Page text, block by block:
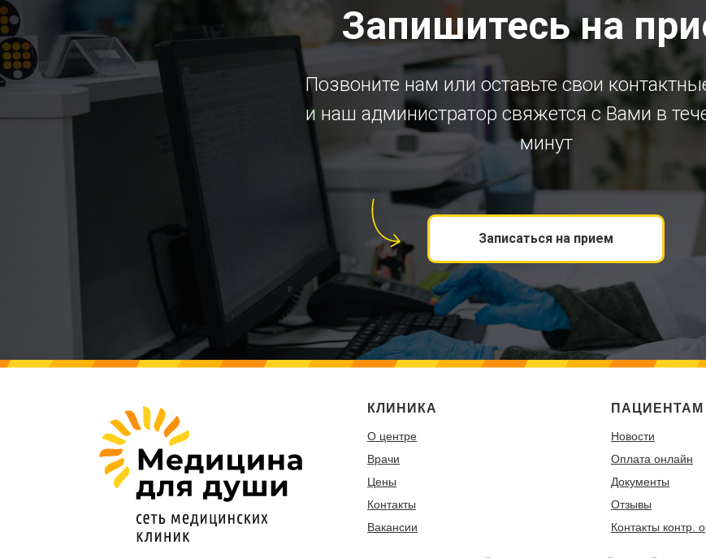
Запишитесь на
Позвоните нам или оставьте свои
и наш администратор свяжется с Вами в
минут
Записаться на прием
КЛИНИКА
О центре
Врачи
Цены
Контакты
Вакансии
ПАЦИЕНТАМ
Новости
Оплата онлайн
Документы
Отзывы
Контакты контр.